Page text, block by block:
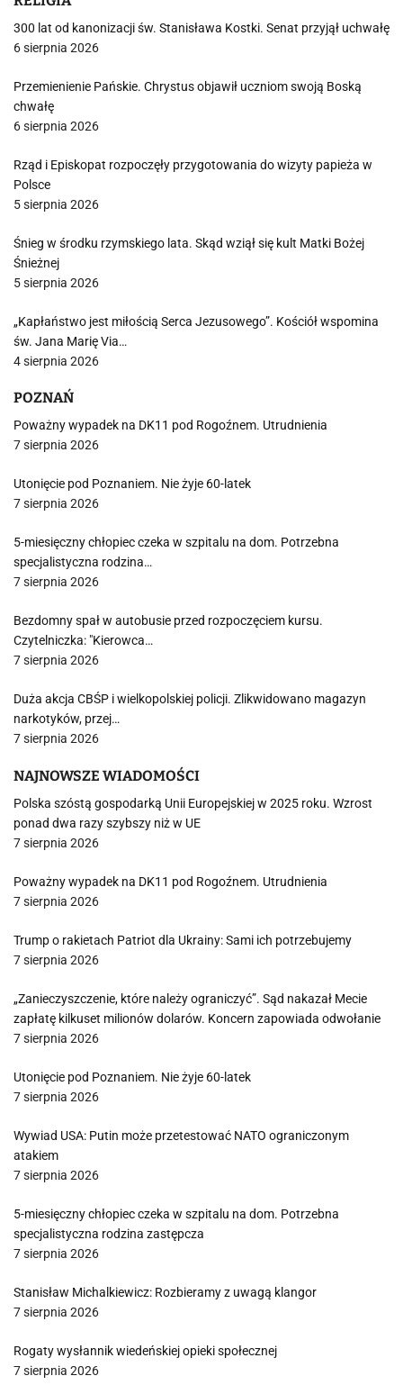
300 lat od kanonizacji św. Stanisława Kostki. Senat przyjął uchwałę
6 sierpnia 2026
Przemienienie Pańskie. Chrystus objawił uczniom swoją Boską
chwałę
6 sierpnia 2026
Rząd i Episkopat rozpoczęły przygotowania do wizyty papieża w
Polsce
5 sierpnia 2026
Śnieg w środku rzymskiego lata. Skąd wziął się kult Matki Bożej
Śnieżnej
5 sierpnia 2026
„Kapłaństwo jest miłością Serca Jezusowego”. Kościół wspomina
św. Jana Marię Via…
4 sierpnia 2026
POZNAŃ
Poważny wypadek na DK11 pod Rogoźnem. Utrudnienia
7 sierpnia 2026
Utonięcie pod Poznaniem. Nie żyje 60-latek
7 sierpnia 2026
5-miesięczny chłopiec czeka w szpitalu na dom. Potrzebna
specjalistyczna rodzina…
7 sierpnia 2026
Bezdomny spał w autobusie przed rozpoczęciem kursu.
Czytelniczka: "Kierowca…
7 sierpnia 2026
Duża akcja CBŚP i wielkopolskiej policji. Zlikwidowano magazyn
narkotyków, przej…
7 sierpnia 2026
NAJNOWSZE WIADOMOŚCI
Polska szóstą gospodarką Unii Europejskiej w 2025 roku. Wzrost
ponad dwa razy szybszy niż w UE
7 sierpnia 2026
Poważny wypadek na DK11 pod Rogoźnem. Utrudnienia
7 sierpnia 2026
Trump o rakietach Patriot dla Ukrainy: Sami ich potrzebujemy
7 sierpnia 2026
„Zanieczyszczenie, które należy ograniczyć”. Sąd nakazał Mecie
zapłatę kilkuset milionów dolarów. Koncern zapowiada odwołanie
7 sierpnia 2026
Utonięcie pod Poznaniem. Nie żyje 60-latek
7 sierpnia 2026
Wywiad USA: Putin może przetestować NATO ograniczonym
atakiem
7 sierpnia 2026
5-miesięczny chłopiec czeka w szpitalu na dom. Potrzebna
specjalistyczna rodzina zastępcza
7 sierpnia 2026
Stanisław Michalkiewicz: Rozbieramy z uwagą klangor
7 sierpnia 2026
Rogaty wysłannik wiedeńskiej opieki społecznej
7 sierpnia 2026